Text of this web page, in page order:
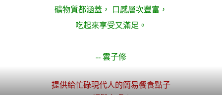
礦物質都涵蓋， 口感層次豐富，
吃起來享受又滿足。
-- 雲子修
提供給忙碌現代人的簡易餐食點子